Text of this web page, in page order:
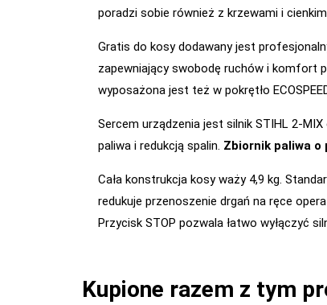
poradzi sobie również z krzewami i
Gratis do kosy dodawany jest
zapewniający swobodę ruchów i komfort
wyposażona jest też w pokrętło
Sercem urządzenia jest silnik STIHL 2-
paliwa i redukcją spalin. Zbiornik paliwa o
Cała konstrukcja kosy waży 4,9 kg.
redukuje przenoszenie drgań na ręce
Przycisk STOP pozwala łatwo wyłączyć
Kupione razem z tym